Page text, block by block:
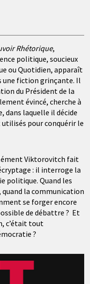
Rhétorique,
politique, soucieux
ou Quotidien, apparaît
une fiction grinçante. Il
du Président de la
évincé, cherche à
dans laquelle il décide
utilisés pour conquérir le
Viktorovitch fait
: il interroge la
politique. Quand les
quand la communication
se forger encore
de débattre ? Et
c’était tout
?